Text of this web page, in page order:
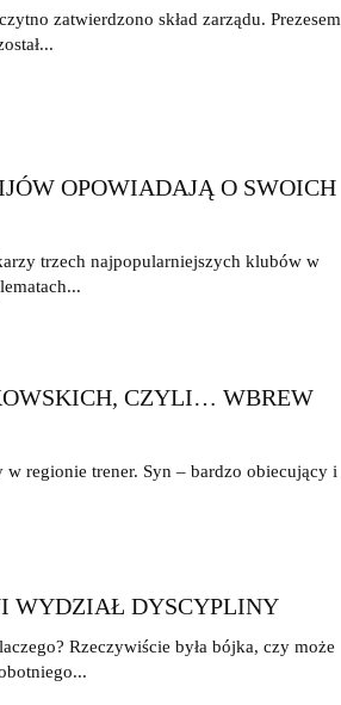
zatwierdzono skład zarządu. Prezesem
OPOWIADAJĄ O SWOICH
trzech najpopularniejszych klubów w
CZYLI… WBREW
regionie trener. Syn – bardzo obiecujący i
WYDZIAŁ DYSCYPLINY
Rzeczywiście była bójka, czy może